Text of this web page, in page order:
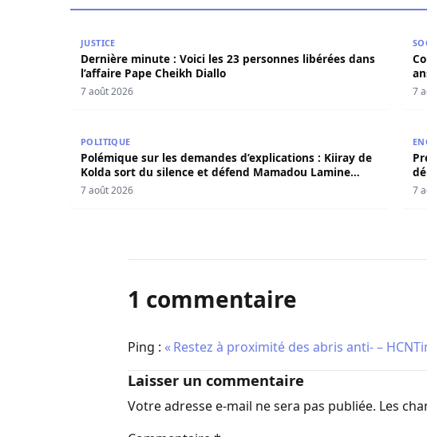
JUSTICE
Dernière minute : Voici les 23 personnes libérées dans
l’affaire Pape Cheikh Diallo
7 août 2026 7
POLITIQUE
Polémique sur les demandes d’explications : Kiiray de
Kolda sort du silence et défend Mamadou Lamine
Dianté
7 août 2026
la
7
1 commentaire
Ping : « Restez à proximité des abris anti- –
Laisser un commentaire
Votre adresse e-mail ne sera pas publiée. Les